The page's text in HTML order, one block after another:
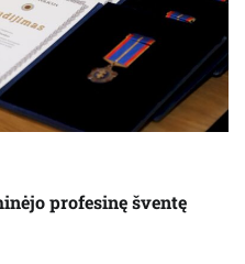
profesinę šventę